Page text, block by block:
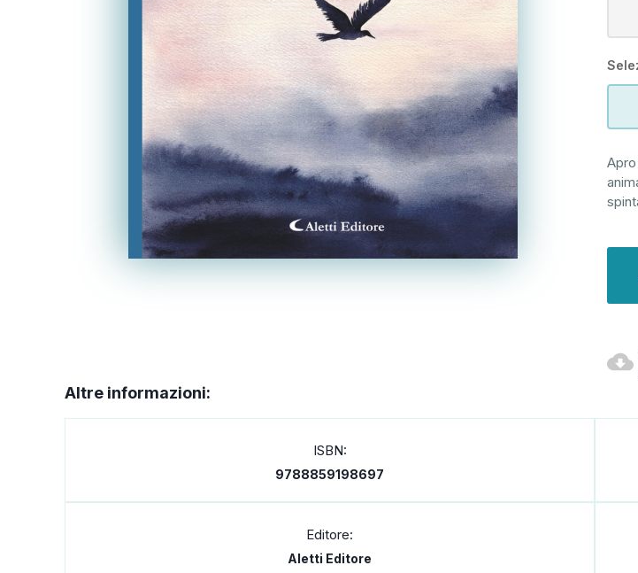
Altre informazioni:
ISBN:
9788859198697
Editore:
Aletti Editore